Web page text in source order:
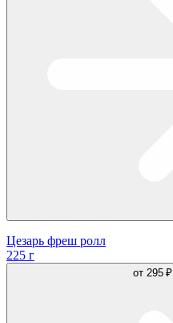
Цезарь фреш ролл
225 г
от 295 ₽